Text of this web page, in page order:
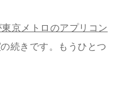
京メトロのアプリコン
の続きです。もうひとつ